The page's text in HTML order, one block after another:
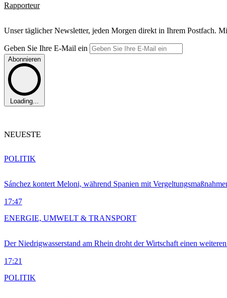
Rapporteur
Unser täglicher Newsletter, jeden Morgen direkt in Ihrem Postfach.
Geben Sie Ihre E-Mail ein
Abonnieren
Loading...
NEUESTE
Sánchez kontert Meloni, während Spanien mit
17:47
POLITIK
Der Niedrigwasserstand am Rhein droht der Wirtschaft einen
17:21
ENERGIE, UMWELT & TRANSPORT
POLITIK